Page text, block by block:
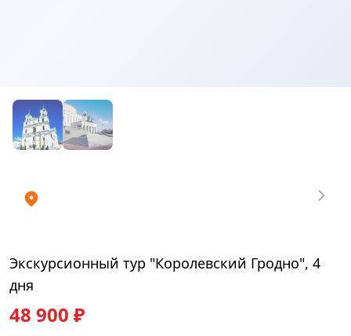
Экскурсионный тур "Королевский Гродно", 4
дня
48 900 ₽